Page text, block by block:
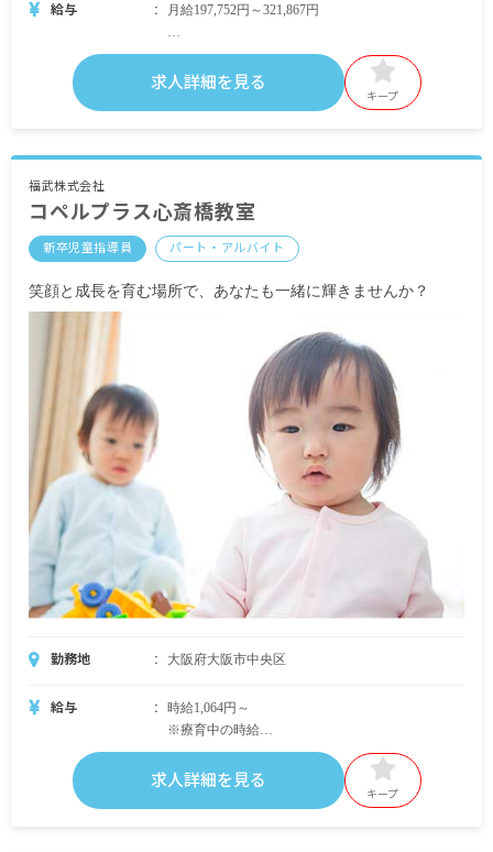
給与 月給197,752円～321,867円
・月給内訳
基本給 170,600円～289,715円
交通費支給 2,000円～20,900円
扶養手当 5,000円～13,000円（一人）
賞与年3回（6月／12月／3月）昨年実績：計5.1カ
＜モデル年収例＞
20歳／入社1年目／年収3,000,000円
35歳／入社10年目／年収4,200,000円
55歳／入社30年目／年収6,000,000円
※試用期間6カ月／同条件
求人詳細を見る
キープ
福武株式会社
コペルプラス心斎橋教室
新卒児童指導員 パート・アルバイト
笑顔と成長を育む場所で、あなたも一緒に輝きませんか？
勤務地 大阪府大阪市中央区
給与
時給1,064円～
※療育中の時給
・無資格／児童指導員：時給1,200円～（無資格で
も心理学を学んでいた方は時給1,250円～）
・教員免許を保有：時給1,250円～
求人詳細を見る
キープ